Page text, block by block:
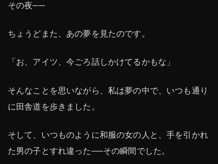
その夜──
ちょうどまた、あの夢を見たのです。
「お、アイツ、今ごろ話しかけてるかもな」
そんなことを思いながら、私は夢の中で、いつも通り
に田舎道を歩きました。
そして、いつものように和服の女の人と、手を引かれ
た男の子とすれ違った──その瞬間でした。